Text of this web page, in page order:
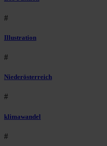
#
Illustration
#
Niederösterreich
#
klimawandel
#